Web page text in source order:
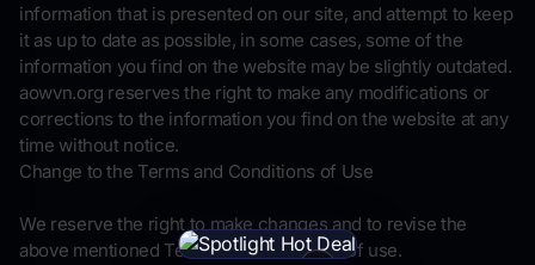
information that is presented on our site, and attempt to keep
it as up to date as possible, in some cases, some of the
information you find on the website may be slightly outdated.
aowvn.org reserves the right to make any modifications or
corrections to the information you find on the website at any
time without notice.
Change to the Terms and Conditions of Use
We reserve the right to make changes and to revise the
above mentioned Terms and Conditions of use.